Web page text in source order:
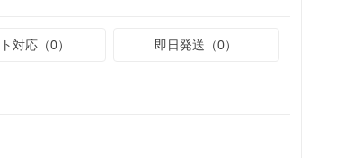
対応（0） 即日発送（0）